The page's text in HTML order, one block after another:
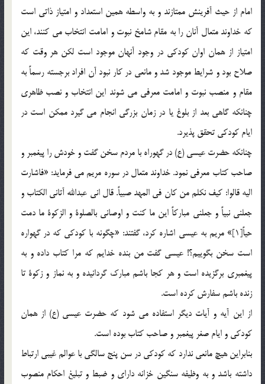
امام از حيث آفرينش ممتازند و به واسطه همين استعداد و امتياز ذاتى است
كه خداوند متعال آنان را به مقام شامخ نبوت و امامت انتخاب مى كنند، اين
امتياز از همان اوان كودكى در وجود آنهان موجود است لكن هر وقت كه
صلاح بود و شرايط موجود شد و مانعى در كار نبود آن افراد برجسته رسماً به
مقام و منصب نبوت و امامت معرفى مى شوند اين انتخاب و نصب ظاهرى
چنانكه گاهى بعد از بلوغ يا در زمان بزرگى انجام مى گيرد ممكن است در
ايام كودكى تحقق پذيرد.
چنانكه حضرت عيسى (ع) در گهوراه با مردم سخن گفت و خودش را پيغمبر و
صاحب كتاب معرفى نمود. خداوند متعال در سوره مريم مى فرمايد: «فاشارت
اليه قالوا: كيف نكلم من كان فى المهد صبياً. قال انى عبدالله آتانى الكتاب و
جعلنى نبياً و جعلنى مباركاً اين ما كنت و اوصانى بالصلوة و الزكوة ما دمت
حياً[1]» مريم به عيسى اشاره كرد، گفتند: «چگونه با كودكى كه در گهواره
است سخن بگوييم؟! عيسى گفت من بنده خدايم كه مرا كتاب داده و به
پيغمبرى برگزيده است و هر كجا باشم مبارك گردانيده و به نماز و زكوة تا
زنده باشم سفارش كرده است.
از اين آيه و آيات ديگر استفاده مى شود كه حضرت عيسى (ع) از همان
كودكى و ايام صغر پيغمبر و صاحب كتاب بوده است.
بنابراين هيچ مانعى ندارد كه كودكى در سن پنج سالگى با عوالم غيبى ارتباط
داشته باشد و به وظيفه سنگين خزانه داراى و ضبط و تبليغ احكام منصوب